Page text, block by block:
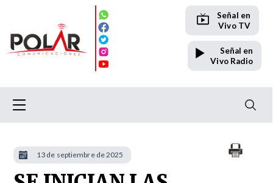
Señal en
Vivo TV
Señal en
Vivo Radio
13 de septiembre de 2025